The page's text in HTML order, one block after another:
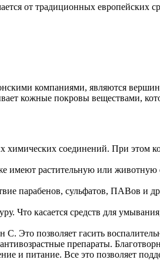
от традиционных
компаниями, являются
кожные покровы веществами,
химических соединений. При этом
имеют растительную или
парабенов, сульфатов, ПАВов и
Что касается средств для
С. Это позволяет гасить
препараты.
и питание. Все это позволяет